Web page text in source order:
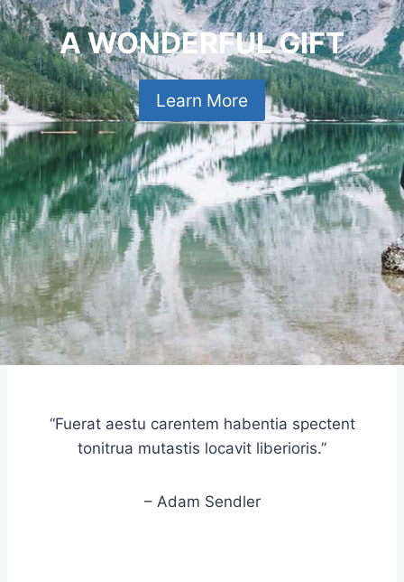
A WONDERFUL GIFT
Learn More
“Fuerat aestu carentem habentia spectent
tonitrua mutastis locavit liberioris.”
– Adam Sendler